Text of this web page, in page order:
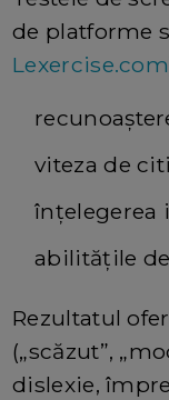
de platforme
Lexercise.com
viteza de
înțelegerea
abilitățile
Rezultatul
(„scăzut”,
dislexie,